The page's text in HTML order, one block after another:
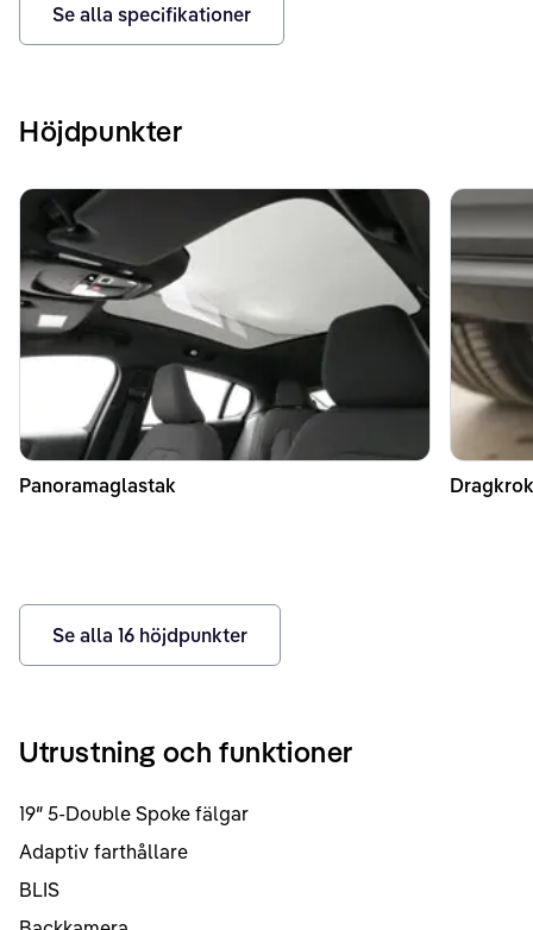
Se alla specifikationer
Höjdpunkter
Panoramaglastak
Se alla 16 höjdpunkter
Utrustning och funktioner
19″ 5-Double Spoke fälgar
Adaptiv farthållare
BLIS